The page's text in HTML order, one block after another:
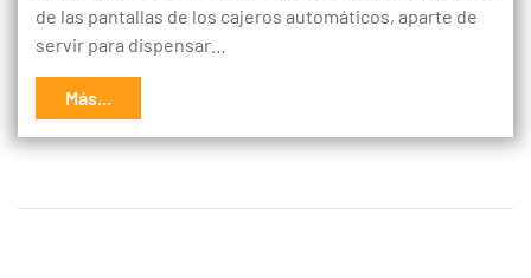
de las pantallas de los cajeros automáticos, aparte de
servir para dispensar…
Más...